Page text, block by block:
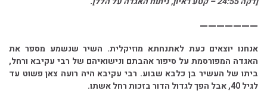
———————
אנחנו יוצאים כעת לאתנחתא מוזיקלית. השיר שנשמע מספר את
האגדה המפורסמת על סיפור אהבתם ונישואיהם של רבי עקיבא ורחל,
ביתו של העשיר בן כלבא שבוע. רבי עקיבא היה רועה צאן פשוט עד
לגיל 40, אבל הפך לגדול הדור בזכות רחל אשתו.